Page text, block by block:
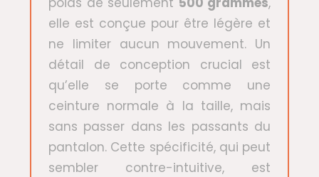
elle est conçue pour être légère et
ne limiter aucun mouvement. Un
détail de conception crucial est
qu’elle se porte comme une
ceinture normale à la taille, mais
sans passer dans les passants du
pantalon. Cette spécificité, qui peut
sembler contre-intuitive, est